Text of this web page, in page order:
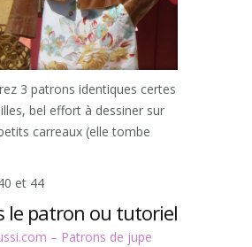
3 patrons identiques certes
bel effort à dessiner sur
carreaux (elle tombe
et 44
le patron ou tutoriel
– Patrons de jupe